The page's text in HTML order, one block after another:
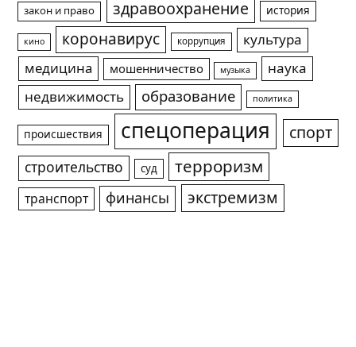
закон и право здравоохранение история
кино коронавирус коррупция
культура
медицина
мошенничество музыка
наука
недвижимость
образование политика
происшествия спецоперация спорт
строительство суд терроризм
транспорт финансы экстремизм